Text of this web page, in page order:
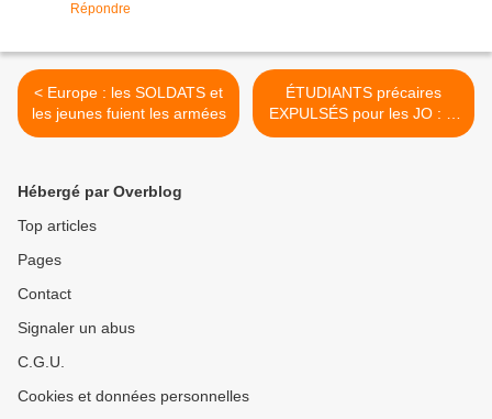
Répondre
< Europe : les SOLDATS et
les jeunes fuient les armées
ÉTUDIANTS précaires
EXPULSÉS pour les JO : le
CROUS au tribunal >
Hébergé par Overblog
Top articles
Pages
Contact
Signaler un abus
C.G.U.
Cookies et données personnelles